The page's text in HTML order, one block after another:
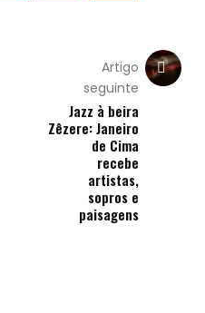
Artigo
seguinte
Jazz à beira
Zêzere: Janeiro
de Cima
recebe
artistas,
sopros e
paisagens